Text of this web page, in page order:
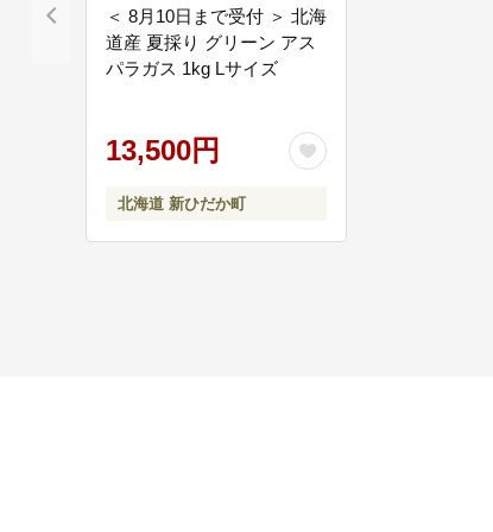
＜ 8月10日まで受付 ＞ 北海
道産 夏採り グリーン アス
パラガス 1kg Lサイズ
13,500円
北海道 新ひだか町